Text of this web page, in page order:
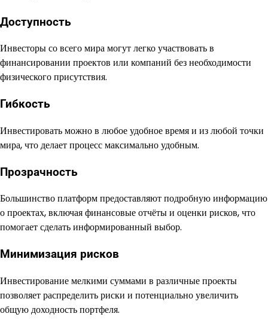
Доступность
Инвесторы со всего мира могут легко участвовать в
финансировании проектов или компаний без необходимости
физического присутствия.
Гибкость
Инвестировать можно в любое удобное время и из любой точки
мира, что делает процесс максимально удобным.
Прозрачность
Большинство платформ предоставляют подробную информацию
о проектах, включая финансовые отчёты и оценки рисков, что
помогает сделать информированный выбор.
Минимизация рисков
Инвестирование мелкими суммами в различные проекты
позволяет распределить риски и потенциально увеличить
общую доходность портфеля.